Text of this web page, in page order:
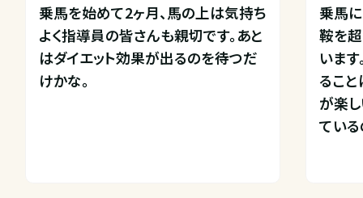
乗馬を始めて2ヶ月、馬の上は気持ち
よく指導員の皆さんも親切です。あと
はダイエット効果が出るのを待つだ
けかな。
乗馬
鞍を
いま
ること
が楽
ている